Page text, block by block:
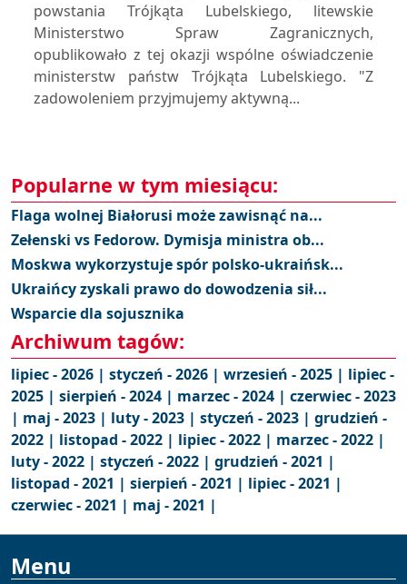
powstania Trójkąta Lubelskiego, litewskie
Ministerstwo Spraw Zagranicznych,
opublikowało z tej okazji wspólne oświadczenie
ministerstw państw Trójkąta Lubelskiego. "Z
zadowoleniem przyjmujemy aktywną...
Popularne w tym miesiącu:
Flaga wolnej Białorusi może zawisnąć na...
Zełenski vs Fedorow. Dymisja ministra ob...
Moskwa wykorzystuje spór polsko-ukraińsk...
Ukraińcy zyskali prawo do dowodzenia sił...
Wsparcie dla sojusznika
Archiwum tagów:
lipiec - 2026 | styczeń - 2026 | wrzesień - 2025 | lipiec -
2025 | sierpień - 2024 | marzec - 2024 | czerwiec - 2023
| maj - 2023 | luty - 2023 | styczeń - 2023 | grudzień -
2022 | listopad - 2022 | lipiec - 2022 | marzec - 2022 |
luty - 2022 | styczeń - 2022 | grudzień - 2021 |
listopad - 2021 | sierpień - 2021 | lipiec - 2021 |
czerwiec - 2021 | maj - 2021 |
Menu